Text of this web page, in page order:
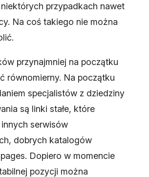
przypadkach nawet
Na coś takiego nie można
przynajmniej na początku
równomierny. Na początku
specjalistów z dziedziny
są linki stałe, które
serwisów
dobrych katalogów
Dopiero w momencie
pozycji można